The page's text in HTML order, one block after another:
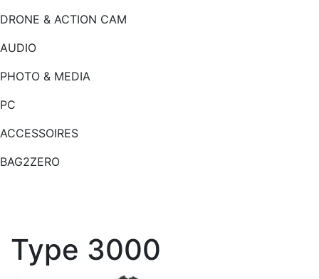
DRONE & ACTION CAM
AUDIO
PHOTO & MEDIA
PC
ACCESSOIRES
BAG2ZERO
Type 3000